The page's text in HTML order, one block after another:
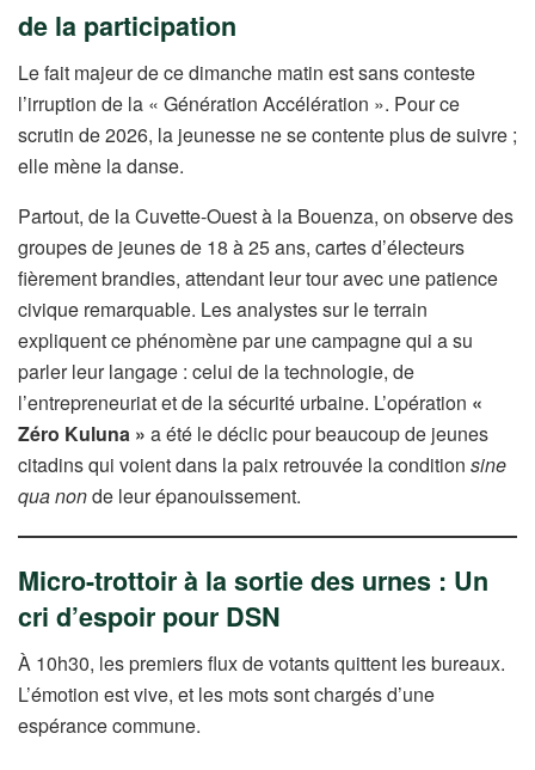
de la participation
Le fait majeur de ce dimanche matin est sans conteste
l’irruption de la « Génération Accélération ». Pour ce
scrutin de 2026, la jeunesse ne se contente plus de suivre ;
elle mène la danse.
Partout, de la Cuvette-Ouest à la Bouenza, on observe des
groupes de jeunes de 18 à 25 ans, cartes d’électeurs
fièrement brandies, attendant leur tour avec une patience
civique remarquable. Les analystes sur le terrain
expliquent ce phénomène par une campagne qui a su
parler leur langage : celui de la technologie, de
l’entrepreneuriat et de la sécurité urbaine. L’opération «
Zéro Kuluna » a été le déclic pour beaucoup de jeunes
citadins qui voient dans la paix retrouvée la condition sine
qua nonde leur épanouissement.
Micro-trottoir à la sortie des urnes : Un
cri d’espoir pour DSN
À 10h30, les premiers flux de votants quittent les bureaux.
L’émotion est vive, et les mots sont chargés d’une
espérance commune.